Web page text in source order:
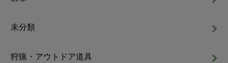
未分類
狩猟・アウトドア道具